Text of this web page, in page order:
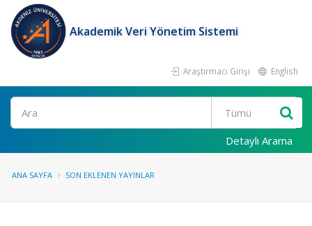
Akademik Veri Yönetim Sistemi
Araştırmacı Girişi English
Ara
Detaylı Arama
ANA SAYFA SON EKLENEN YAYINLAR